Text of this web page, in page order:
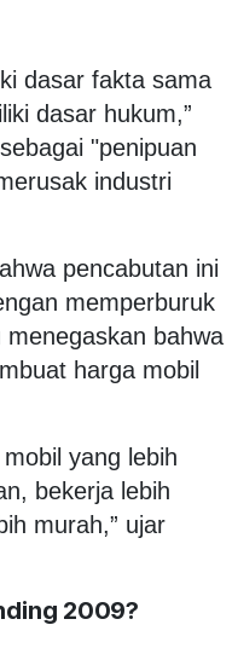
dasar fakta sama
dasar hukum,”
"penipuan
industri
pencabutan ini
memperburuk
bahwa
harga mobil
yang lebih
bekerja lebih
murah,” ujar
2009?